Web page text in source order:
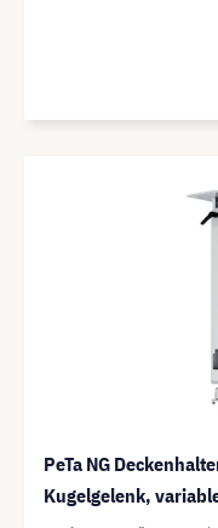
PeTa NG
Kugelgelenk,